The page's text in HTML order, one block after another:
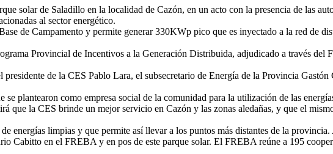
solar de Saladillo en la localidad de Cazón, en un acto con la presencia de las
al sector energético.
de Campamento y permite generar 330KWp pico que es inyectado a la red de
Provincial de Incentivos a la Generación Distribuida, adjudicado a través del
de la CES Pablo Lara, el subsecretario de Energía de la Provincia
plantearon como empresa social de la comunidad para la utilización de las
que la CES brinde un mejor servicio en Cazón y las zonas aledañas, y que el
energías limpias y que permite así llevar a los puntos más distantes de la
Cabitto en el FREBA y en pos de este parque solar. El FREBA reúne a 195